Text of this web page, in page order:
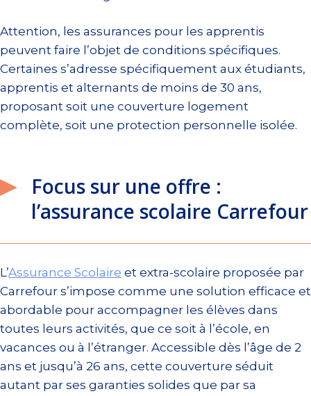
Attention, les assurances pour les apprentis
peuvent faire l’objet de conditions spécifiques.
Certaines s’adresse spécifiquement aux étudiants,
apprentis et alternants de moins de 30 ans,
proposant soit une couverture logement
complète, soit une protection personnelle isolée.
Focus sur une offre :
l’assurance scolaire Carrefour
L’Assurance Scolaire et extra-scolaire proposée par
Carrefour s’impose comme une solution efficace et
abordable pour accompagner les élèves dans
toutes leurs activités, que ce soit à l’école, en
vacances ou à l’étranger. Accessible dès l’âge de 2
ans et jusqu’à 26 ans, cette couverture séduit
autant par ses garanties solides que par sa